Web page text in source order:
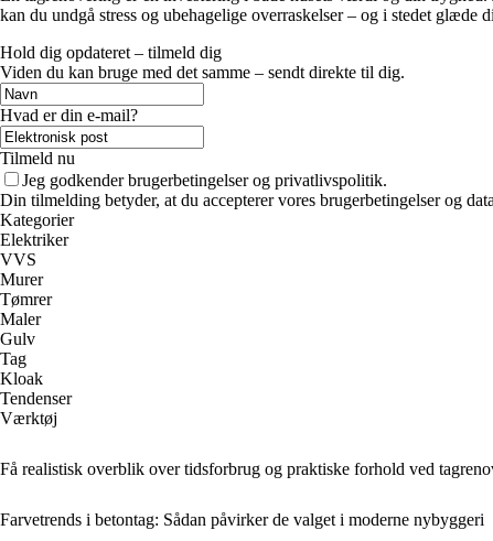
kan du undgå stress og ubehagelige overraskelser – og i stedet
Hold dig opdateret – tilmeld dig
Viden du kan bruge med det samme – sendt direkte til dig.
Hvad er din e-mail?
Tilmeld nu
Jeg godkender brugerbetingelser og privatlivspolitik.
Din tilmelding betyder, at du accepterer vores brugerbetingelser og
Kategorier
Elektriker
VVS
Murer
Tømrer
Maler
Gulv
Tag
Kloak
Tendenser
Værktøj
Få realistisk overblik over tidsforbrug og praktiske forhold ved
Farvetrends i betontag: Sådan påvirker de valget i moderne nybyggeri